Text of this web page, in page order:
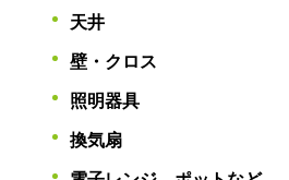
天井
壁・クロス
照明器具
換気扇